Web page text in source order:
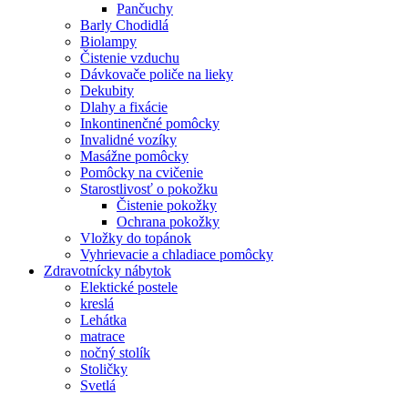
Pančuchy
Barly Chodidlá
Biolampy
Čistenie vzduchu
Dávkovače poliče na lieky
Dekubity
Dlahy a fixácie
Inkontinenčné pomôcky
Invalidné vozíky
Masážne pomôcky
Pomôcky na cvičenie
Starostlivosť o pokožku
Čistenie pokožky
Ochrana pokožky
Vložky do topánok
Vyhrievacie a chladiace pomôcky
Zdravotnícky nábytok
Elektické postele
kreslá
Lehátka
matrace
nočný stolík
Stoličky
Svetlá